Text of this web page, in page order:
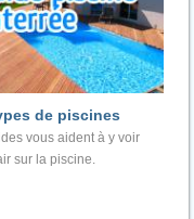
de piscines
vous aident à y voir
sur la piscine.